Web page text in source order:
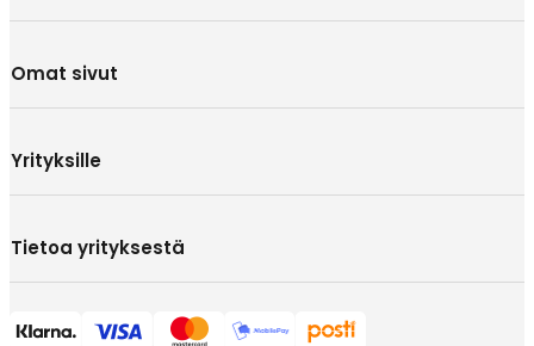
Omat sivut
Yrityksille
Tietoa yrityksestä